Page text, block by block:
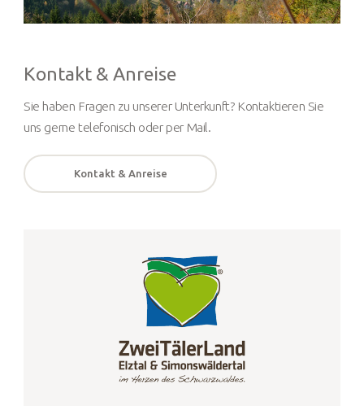
Kontakt & Anreise
Sie haben Fragen zu unserer Unterkunft? Kontaktieren Sie
uns gerne telefonisch oder per Mail.
Kontakt & Anreise